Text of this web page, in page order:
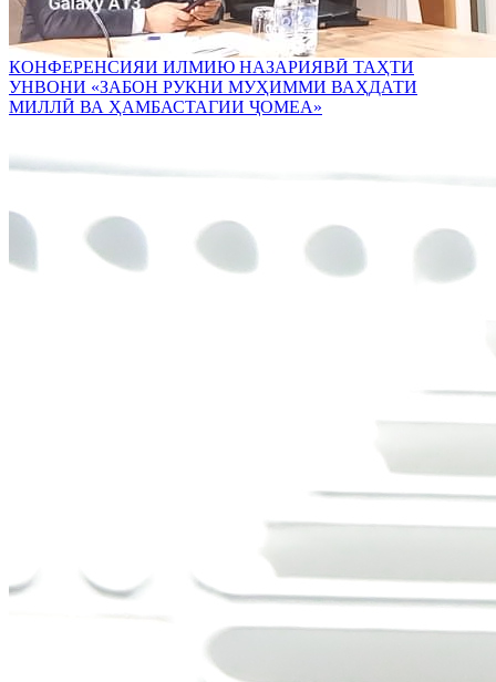
КОНФЕРЕНСИЯИ ИЛМИЮ НАЗАРИЯВӢ ТАҲТИ
УНВОНИ «ЗАБОН РУКНИ МУҲИММИ ВАҲДАТИ
МИЛЛӢ ВА ҲАМБАСТАГИИ ҶОМЕА»